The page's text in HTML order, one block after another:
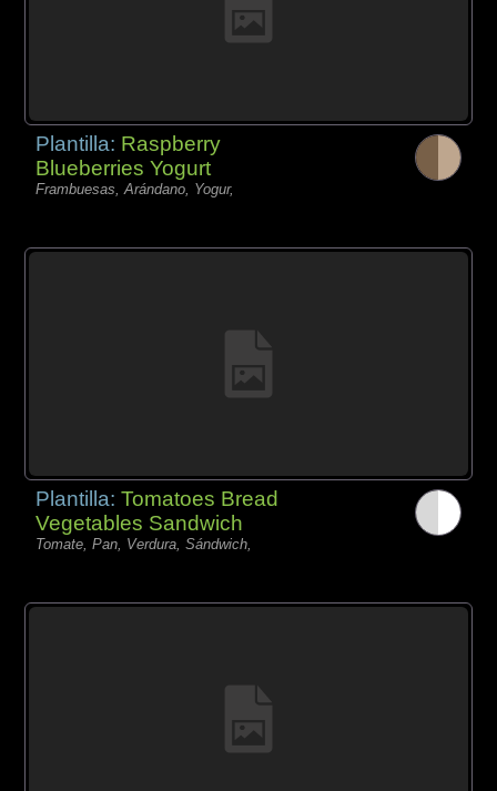
Plantilla: Raspberry
Blueberries Yogurt
Frambuesas, Arándano, Yogur,
Plantilla:Tomatoes Bread
Vegetables Sandwich
Tomate, Pan, Verdura, Sándwich,